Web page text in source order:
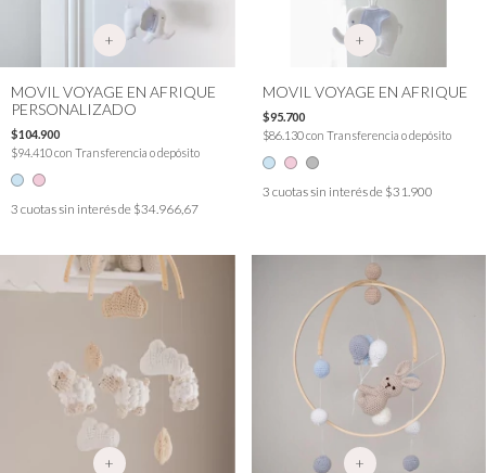
+
MOVIL VOYAGE EN AFRIQUE
PERSONALIZADO
$104.900
$94.410con Transferencia o depósito
3 cuotas sin interés de $34.966,67
+
MOVIL VOYAGE EN AFRIQUE
$95.700
$86.130con Transferencia o depósito
3 cuotas sin interés de $31.900
+ +